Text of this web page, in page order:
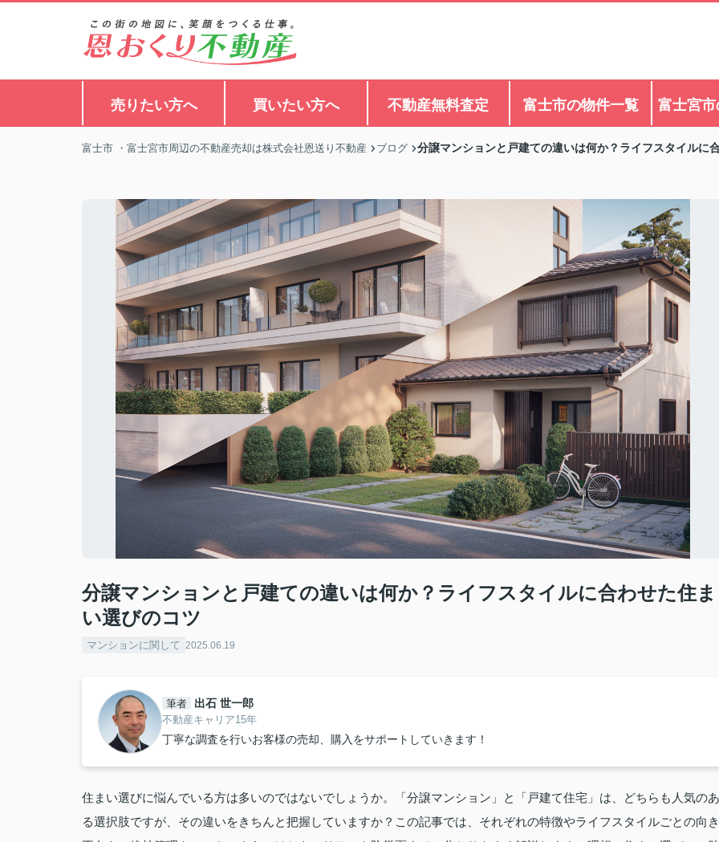
売りたい方へ 買いたい方へ 不動産無料査定 富士市の物件一覧 富士宮
富士市 ・富士宮市周辺の不動産売却は株式会社恩送り不動産 ブログ 分譲マンションと戸建ての違いは何か？ライフスタイルに
分譲マンションと戸建ての違いは何か？ライフスタイルに合わせた住ま
い選びのコツ
マンションに関して 2025.06.19
筆者 出石 世一郎
不動産キャリア15年
丁寧な調査を行いお客様の売却、購入をサポートしていきます！
住まい選びに悩んでいる方は多いのではないでしょうか。「分譲マンション」と「戸建て住宅」は、どちらも人気のあ
る選択肢ですが、その違いをきちんと把握していますか？この記事では、それぞれの特徴やライフスタイルごとの向き